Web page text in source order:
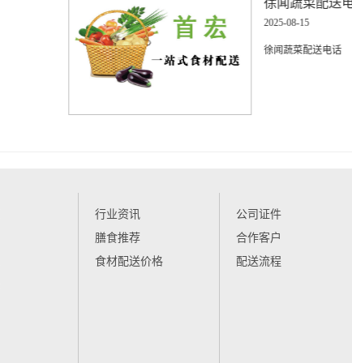
行业资讯
膳食推荐
食材配送价格
公司证件
合作客户
配送流程